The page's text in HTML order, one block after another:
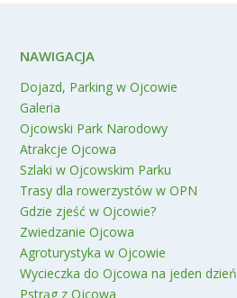
NAWIGACJA
Dojazd, Parking w Ojcowie
Galeria
Ojcowski Park Narodowy
Atrakcje Ojcowa
Szlaki w Ojcowskim Parku
Trasy dla rowerzystów w OPN
Gdzie zjeść w Ojcowie?
Zwiedzanie Ojcowa
Agroturystyka w Ojcowie
Wycieczka do Ojcowa na jeden dzień
Pstrąg z Ojcowa